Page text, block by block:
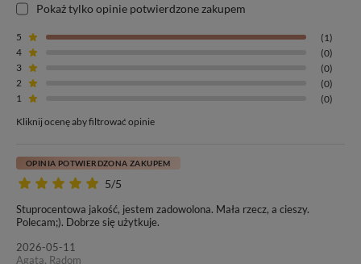
Pokaż tylko opinie potwierdzone zakupem
5
(1)
4
(0)
3
(0)
2
(0)
1
(0)
Kliknij ocenę aby filtrować opinie
5/5
OPINIA POTWIERDZONA ZAKUPEM
Stuprocentowa jakość, jestem zadowolona. Mała rzecz, a cieszy.
Polecam;). Dobrze się użytkuje.
2026-05-11
Agata, Radom